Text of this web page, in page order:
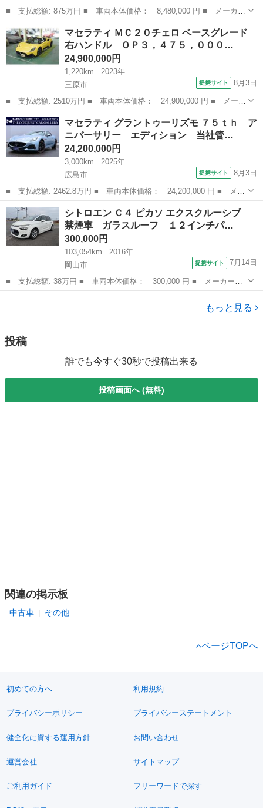
■ 支払総額: 875万円 ■ 車両本体価格： 8,480,000 円 ■ メーカー
名： ポルシェ ■ 車種名： カイエン ■ グレード名： プラチナ
エディション パノラマルーフ ベージュレザー 純正２１ＡＷ １
オーナー ...
広島 広島市 その他
マセラティ ＭＣ２０チェロ ベースグレード
右ハンドル ＯＰ３，４７５，０００…
24,900,000円
1,220km
2023年
三原市
提携サイト 8月3日
■ 支払総額: 2510万円 ■ 車両本体価格： 24,900,000 円 ■ メーカ
ー名： マセラティ ■ 車種名： ＭＣ２０チェロ ■ グレード
名： ベースグレード 右ハンドル ＯＰ３，４７５，０００ ３コ
ートペイント...
広島 三原市
マセラティ グラントゥーリズモ ７５ｔｈ ア
ニバーサリー エディション 当社管…
24,200,000円
3,000km
2025年
広島市
提携サイト 8月3日
■ 支払総額: 2462.8万円 ■ 車両本体価格： 24,200,000 円 ■ メー
カー名： マセラティ ■ 車種名： グラントゥーリズモ ■ グレー
ド名： ７５ｔｈ アニバーサリー エディション 当社管理社有
車 ディ...
広島 広島市 その他
シトロエン Ｃ４ ピカソ エクスクルーシブ
禁煙車 ガラスルーフ １２インチパ…
300,000円
103,054km
2016年
岡山市
提携サイト 7月14日
■ 支払総額: 38万円 ■ 車両本体価格： 300,000 円 ■ メーカー
名： シトロエン ■ 車種名： Ｃ４ ピカソ ■ グレード名： エク
スクルーシブ 禁煙車 ガラスルーフ １２インチパノラミックスク
もっと見る
投稿
誰でも今すぐ30秒で投稿出来る
投稿画面へ (無料)
関連の掲示板
中古車 その他
ページTOPへ
初めての方へ 利用規約
プライバシーポリシー プライバシーステートメント
健全化に資する運用方針 お問い合わせ
運営会社 サイトマップ
ご利用ガイド フリーワードで探す